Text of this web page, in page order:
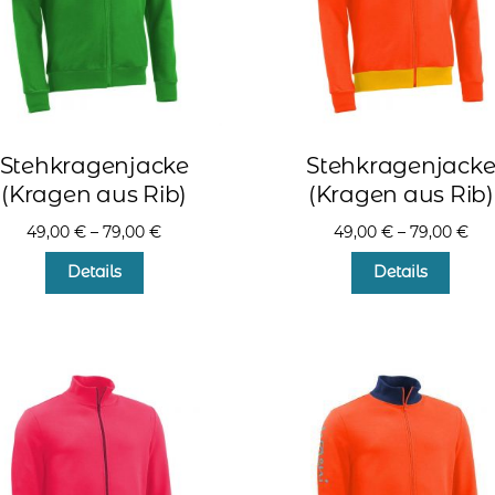
Stehkragenjacke
(Kragen aus Rib)
49,00€ –79,00€
Details
Die
Optionen
können
auf
Stehkragenjacke
(Kragen aus Rib)
49,00 €– 79,00 €
Details
Die
auf